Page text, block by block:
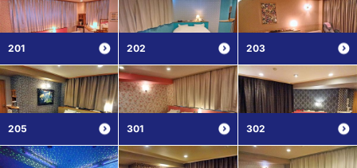
201 202 203
205 301 302